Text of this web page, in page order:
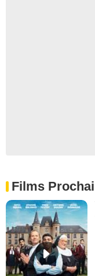
Films